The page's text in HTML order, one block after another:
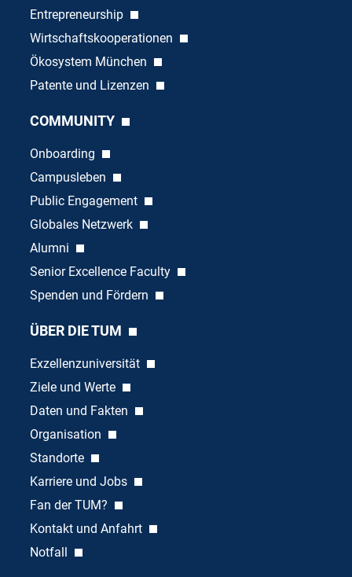
Entrepreneurship
Wirtschaftskooperationen
Ökosystem München
Patente und Lizenzen
COMMUNITY
Onboarding
Campusleben
Public Engagement
Globales Netzwerk
Alumni
Senior Excellence Faculty
Spenden und Fördern
ÜBER DIE TUM
Exzellenzuniversität
Ziele und Werte
Daten und Fakten
Organisation
Standorte
Karriere und Jobs
Fan der TUM?
Kontakt und Anfahrt
Notfall